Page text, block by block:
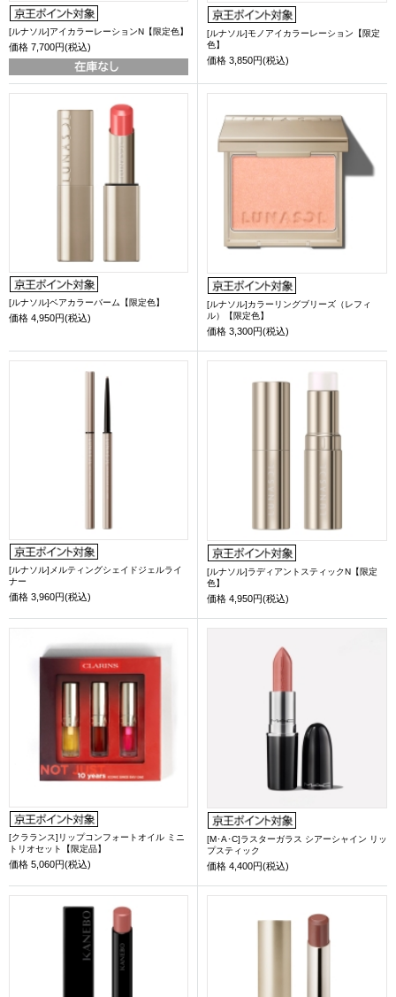
[ルナソル]アイカラーレーションN【限定色】
価格 7,700円(税込)
[ルナソル]モノアイカラーレーション【限定
色】
価格 3,850円(税込)
[ルナソル]ベアカラーバーム【限定色】
価格 4,950円(税込)
[ルナソル]カラーリングブリーズ（レフィ
ル）【限定色】
価格 3,300円(税込)
[ルナソル]メルティングシェイドジェルライ
ナー
価格 3,960円(税込)
[ルナソル]ラディアントスティックN【限定
色】
価格 4,950円(税込)
[クラランス]リップコンフォートオイル ミニ
トリオセット【限定品】
価格 5,060円(税込)
[M･A･C]ラスターガラス シアーシャイン リッ
プスティック
価格 4,400円(税込)